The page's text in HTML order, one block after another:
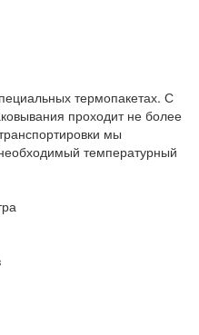
термопакетах. С
проходит не более
мы
температурный